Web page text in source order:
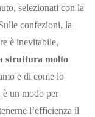
selezionati con la
confezioni, la
è inevitabile,
struttura molto
e di come lo
è un modo per
l’efficienza il